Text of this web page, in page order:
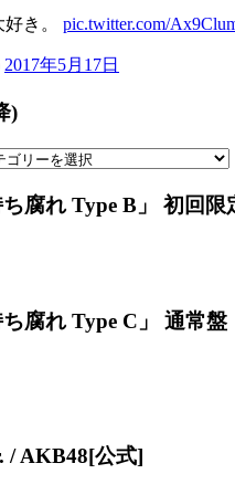
き。 pic.twitter.com/
2017年5月17日
)
腐れ Type B」 初回限
腐れ Type C」 通常盤
/ AKB48[公式]